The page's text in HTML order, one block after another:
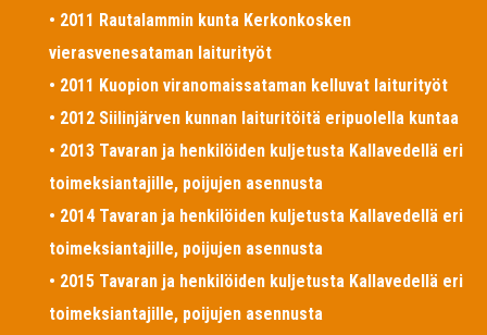
• 2011 Rautalammin kunta Kerkonkosken
vierasvenesataman laiturityöt
• 2011 Kuopion viranomaissataman kelluvat laiturityöt
• 2012 Siilinjärven kunnan laituritöitä eripuolella kuntaa
• 2013 Tavaran ja henkilöiden kuljetusta Kallavedellä eri
toimeksiantajille, poijujen asennusta
• 2014 Tavaran ja henkilöiden kuljetusta Kallavedellä eri
toimeksiantajille, poijujen asennusta
• 2015 Tavaran ja henkilöiden kuljetusta Kallavedellä eri
toimeksiantajille, poijujen asennusta